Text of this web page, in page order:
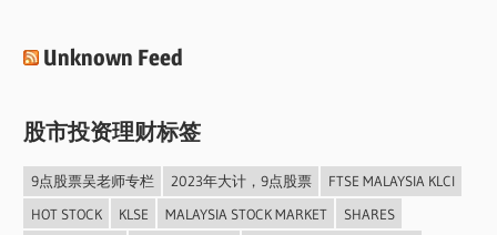
Unknown Feed
股市投资理财标签
9点股票吴老师专栏 2023年大计，9点股票
FTSE MALAYSIA KLCI
HOT STOCK
KLSE MALAYSIA STOCK MARKET
SHARES